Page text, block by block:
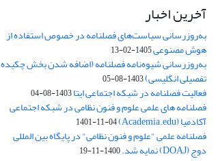
آخرین اخبار
به‌روزرسانی سیاست‌های فصلنامه در خصوص استفاده از
هوش مصنوعی1405-02-13
به‌روزرسانی شیوه‌نامه فصلنامه (اضافه شدن بخش چکیده
تفصیلی انگلیسی)1403-08-05
فعالیت فصلنامه در شبکه اجتماعی ایتا1403-08-04
فصلنامه های علمی علوم و فنون نظامی در شبکه اجتماعی
آکادمیا (Academia.edu) 1401-11-04
فصلنامه علمی "علوم و فنون نظامی" در پایگاه بین المللی
دوج (DOAJ) نمایه شد. 1400-11-19